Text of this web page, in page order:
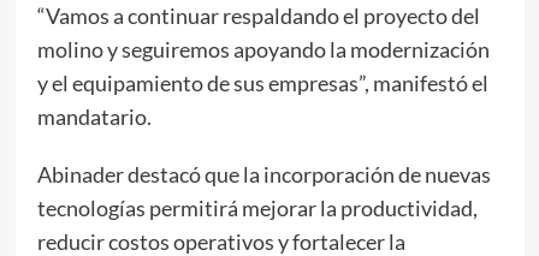
“Vamos a continuar respaldando el proyecto del
molino y seguiremos apoyando la modernización
y el equipamiento de sus empresas”, manifestó el
mandatario.
Abinader destacó que la incorporación de nuevas
tecnologías permitirá mejorar la productividad,
reducir costos operativos y fortalecer la